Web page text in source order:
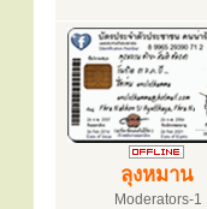
ลุงหมาน
Moderators-1